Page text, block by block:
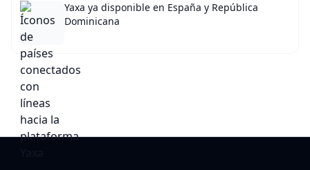
Yaxa ya disponible en España y República
Dominicana